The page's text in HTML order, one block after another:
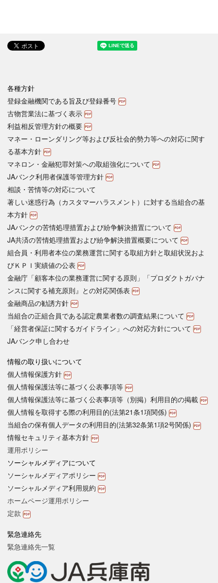
各種方針
登録金融機関である旨及び登録番号
古物営業法に基づく表示
利益相反管理方針の概要
マネー・ローンダリング等および反社会的勢力等への対応に関す
る基本方針
マネロン・金融犯罪対策への取組強化について
JAバンク利用者保護等管理方針
相談・苦情等の対応について
著しい迷惑行為（カスタマーハラスメント）に対する当組合の基
本方針
JAバンクの苦情処理措置および紛争解決措置について
JA共済の苦情処理措置および紛争解決措置概要について
組合員・利用者本位の業務運営に関する取組方針と取組状況およ
びＫＰＩ実績値の公表
金融庁「顧客本位の業務運営に関する原則」「プロダクトガバナ
ンスに関する補充原則』との対応関係表
金融商品の勧誘方針
当組合の正組合員である認定農業者数の調査結果について
「経営者保証に関するガイドライン」への対応方針について
JAバンク申し合わせ
情報の取り扱いについて
個人情報保護方針
個人情報保護法等に基づく公表事項等
個人情報保護法等に基づく公表事項等（別掲）利用目的の掲載
個人情報を取得する際の利用目的(法第21条1項関係)
当組合の保有個人データの利用目的(法第32条第1項2号関係)
情報セキュリティ基本方針
運用ポリシー
ソーシャルメディアについて
ソーシャルメディアポリシー
ソーシャルメディア利用規約
ホームページ運用ポリシー
定款
緊急連絡先
緊急連絡先一覧